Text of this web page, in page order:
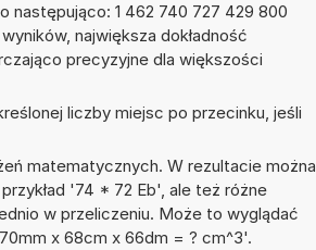
następująco: 1 462 740 727 429 800
największa dokładność
precyzyjne dla większości
liczby miejsc po przecinku, jeśli
matematycznych. W rezultacie można
'74 * 72 Eb', ale też różne
w przeliczeniu. Może to wyglądać
x 68cm x 66dm = ? cm^3'.